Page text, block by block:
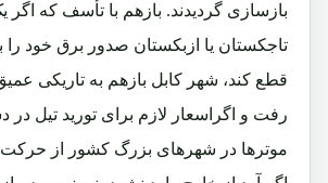
بازسازی گردیدند. بازهم با تأسف که
تاجکستان یا ازبکستان صدور برق خود را
قطع کند، شهر کابل بازهم به تاریکی
رفت و اگراسعار لازم برای تورید تیل
موترها در شهرهای بزرگ کشور از حرکت